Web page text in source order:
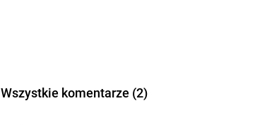
Wszystkie komentarze (2)